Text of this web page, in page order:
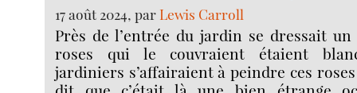
17 août 2024, parLewis Carroll
Près de l’entrée du jardin se dressait
roses qui le couvraient étaient
jardiniers s’affairaient à peindre ces